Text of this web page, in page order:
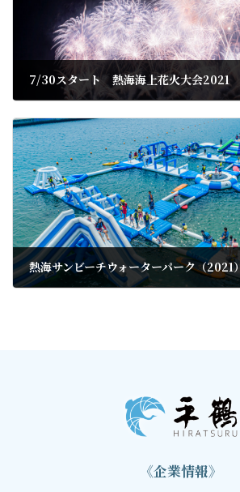
7/30スタート 熱海海上花火大会2021
熱海サンビーチウォーターパーク（2021）
《企業情報》